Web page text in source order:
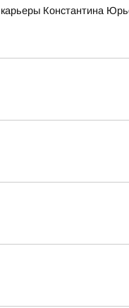
Константина